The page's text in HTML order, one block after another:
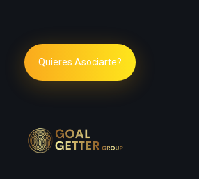
Quieres Asociarte?